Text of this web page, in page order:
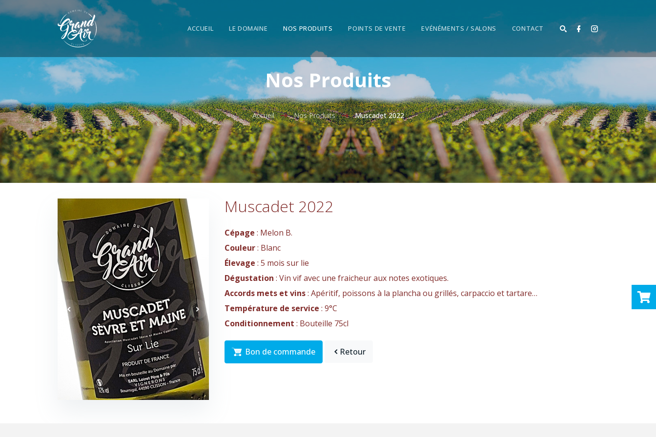
ACCUEIL LE DOMAINE NOS PRODUITS POINTS DE VENTE EVÉNÉMENTS / SALONS CONTACT
Nos Produits
Accueil Nos Produits Muscadet 2022
Muscadet 2022
Cépage : Melon B.
Couleur: Blanc
Élevage : 5 mois sur lie
Dégustation : Vin vif avec une fraicheur aux notes exotiques.
Accords mets et vins: Apéritif, poissons à la plancha ou grillés, carpaccio et tartare…
Température de service : 9°C
Conditionnement : Bouteille 75cl
Bon de commande Retour